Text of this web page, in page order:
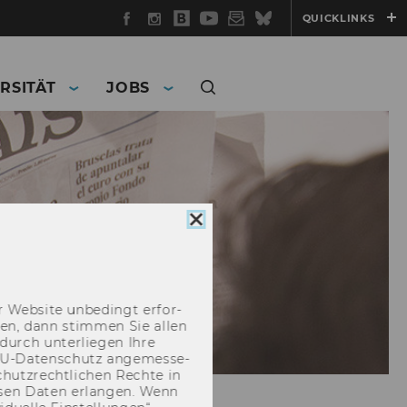
Facebook
Instagram
WU
Blog
YouTube
Newsletter
BlueskyQUICKLINKS
JOBS
Cookie
Web­site un­be­dingt er­for­
dann stim­men Sie allen
un­ter­lie­gen Ihre
​Datenschutz an­ge­mes­se­
Rech­te in
Daten er­lan­gen. Wenn